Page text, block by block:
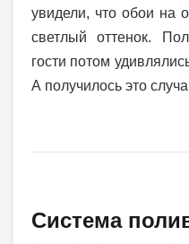
увидели, что обои на
светлый оттенок.
гости потом
А получилось это
Система